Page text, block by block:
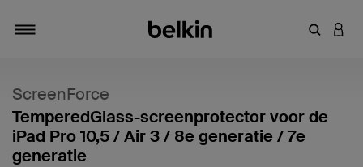
ScreenForce
TemperedGlass-screenprotector voor de
iPad Pro 10,5 / Air 3 / 8e generatie / 7e
generatie